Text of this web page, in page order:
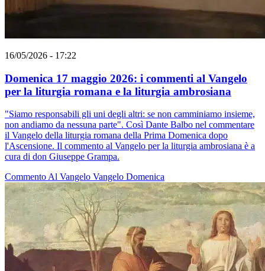
16/05/2026 - 17:22
Domenica 17 maggio 2026: i commenti al Vangelo
per la liturgia romana e la liturgia ambrosiana
"Siamo responsabili gli uni degli altri: se non camminiamo insieme,
non andiamo da nessuna parte". Così Dante Balbo nel commentare
il Vangelo della liturgia romana della Prima Domenica dopo
l'Ascensione. Il commento al Vangelo per la liturgia ambrosiana è a
cura di don Giuseppe Grampa.
Commento Al Vangelo Vangelo Domenica